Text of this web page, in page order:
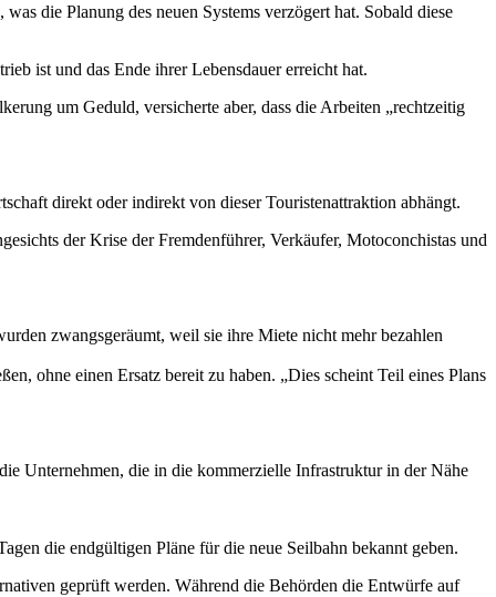
die Planung des neuen Systems verzögert hat. Sobald diese
ist und das Ende ihrer Lebensdauer erreicht hat.
um Geduld, versicherte aber, dass die Arbeiten „rechtzeitig
direkt oder indirekt von dieser Touristenattraktion abhängt.
der Krise der Fremdenführer, Verkäufer, Motoconchistas und
zwangsgeräumt, weil sie ihre Miete nicht mehr bezahlen
ohne einen Ersatz bereit zu haben. „Dies scheint Teil eines Plans
Unternehmen, die in die kommerzielle Infrastruktur in der Nähe
die endgültigen Pläne für die neue Seilbahn bekannt geben.
geprüft werden. Während die Behörden die Entwürfe auf